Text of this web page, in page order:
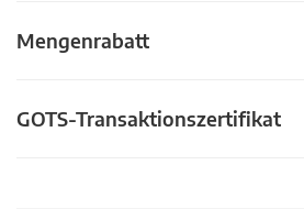
Mengenrabatt
GOTS-Transaktionszertifikat